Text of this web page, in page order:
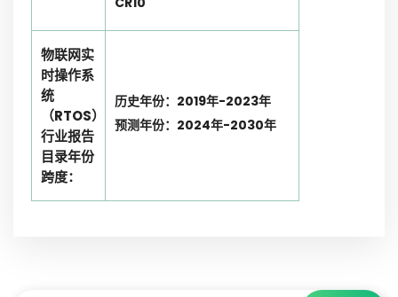
物联网实
时操作系
统
（RTOS）
行业报告
目录年份
跨度：
历史年份：2019年-2023年
预测年份：2024年-2030年